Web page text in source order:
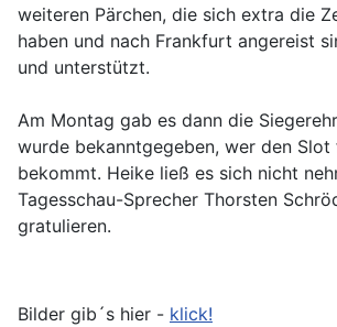
weiteren Pärchen, die sich extra die
haben und nach Frankfurt angereist
und unterstützt.
Am Montag gab es dann die
wurde bekanntgegeben, wer den Slot
bekommt. Heike ließ es sich nicht
Tagesschau-Sprecher Thorsten
gratulieren.
Bilder gib´s hier - klick!